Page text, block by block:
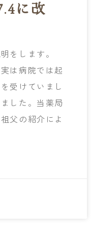
に改
明をします。
は病院では起
受けていまし
した。当薬局
父の紹介によ